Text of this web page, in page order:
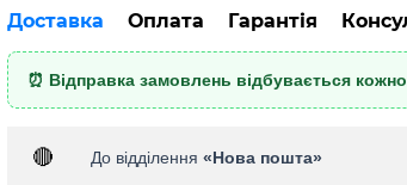
Доставка Оплата Гарантія
⏰ Відправка замовлень відбувається
🔴 До відділення «Нова пошта»